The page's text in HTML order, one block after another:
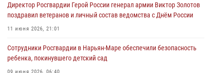
Директор Росгвардии Герой России генерал армии Виктор Золотов
поздравил ветеранов и личный состав ведомства с Днём России
11 июня 2026, 21:01
Сотрудники Росгвардии в Нарьян-Маре обеспечили безопасность
ребенка, покинувшего детский сад
09 июня 2026, 06:40